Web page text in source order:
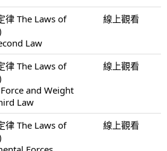
律 The Laws of
Law
線上觀看
律 The Laws of
and Weight
Law
線上觀看
律 The Laws of
線上觀看